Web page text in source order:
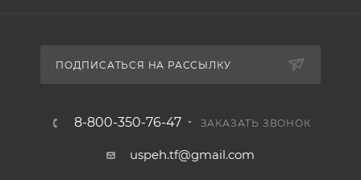
ПОДПИСАТЬСЯ НА РАССЫЛКУ
8-800-350-76-47 ЗАКАЗАТЬ ЗВОНОК
uspeh.tf@gmail.com